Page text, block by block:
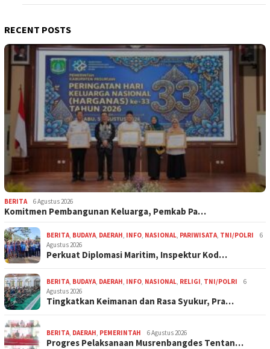
RECENT POSTS
BERITA 6 Agustus 2026
Komitmen Pembangunan Keluarga, Pemkab Pa…
BERITA BUDAYA DAERAH INFO NASIONAL PARIWISATA TNI/POLRI
6
Agustus 2026
Perkuat Diplomasi Maritim, Inspektur Kod…
BERITA BUDAYA DAERAH INFO NASIONAL RELIGI TNI/POLRI
6
Agustus 2026
Tingkatkan Keimanan dan Rasa Syukur, Pra…
BERITA DAERAH PEMERINTAH 6 Agustus 2026
Progres Pelaksanaan Musrenbangdes Tentan…